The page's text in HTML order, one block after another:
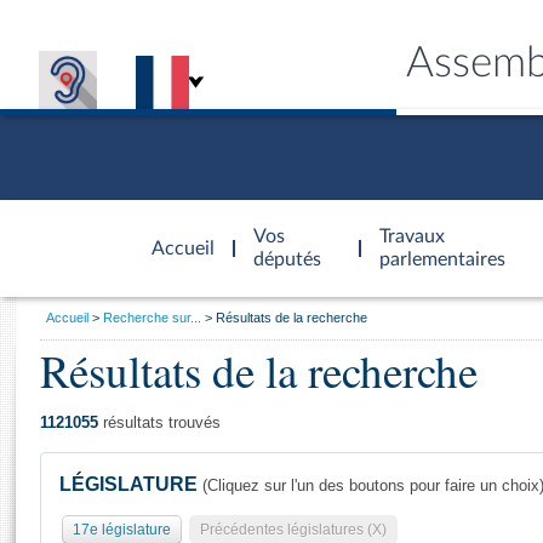
Accueil
d'accueil
Vos
députés
Travaux
parlementaires
Général
Vous
Accueil Recherche sur... Résultats de la recherche
Résultats de la recherche
1121055 résultats trouvés
LÉGISLATURE (Cliquez sur l'un des boutons pour faire un choix)
17e législature Précédentes législatures (X)